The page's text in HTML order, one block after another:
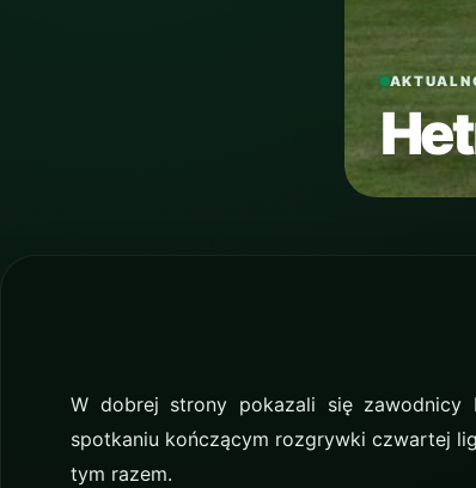
W dobrej strony pokazali się zawodnicy
spotkaniu kończącym rozgrywki czwartej
tym razem.